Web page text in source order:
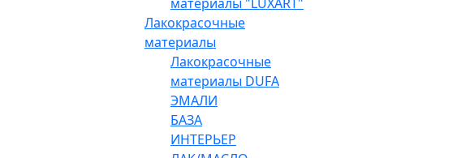
материалы "LUXART"
Лакокрасочные
материалы
Лакокрасочные
материалы DUFA
ЭМАЛИ
БАЗА
ИНТЕРЬЕР